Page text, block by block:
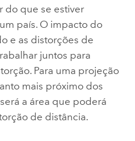
do que se estiver
país. O impacto do
e as distorções de
juntos para
Para uma projeção
mais próximo dos
a área que poderá
de distância.